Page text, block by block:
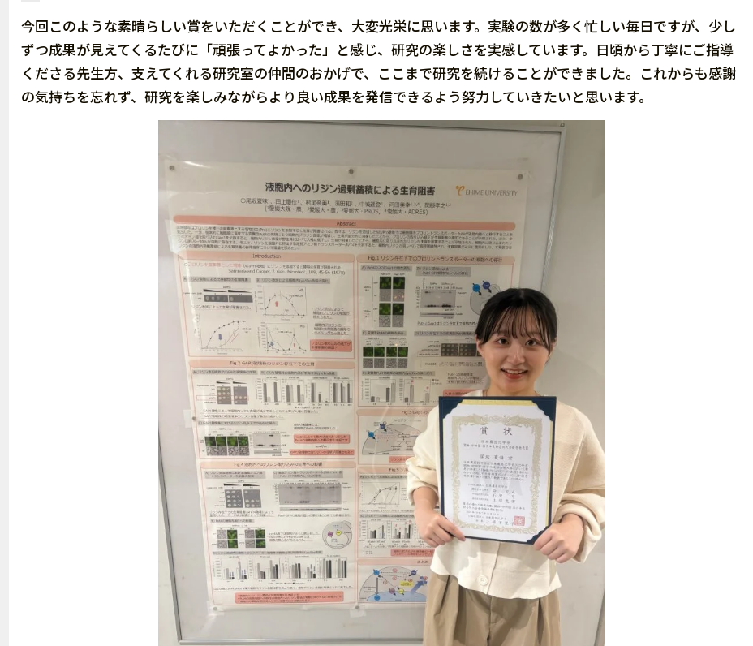
今回このような素晴らしい賞をいただくことができ、大変光栄に思います。実験の数が多く忙しい毎日ですが、少し
ずつ成果が見えてくるたびに「頑張ってよかった」と感じ、研究の楽しさを実感しています。日頃から丁寧にご指導
くださる先生方、支えてくれる研究室の仲間のおかげで、ここまで研究を続けることができました。これからも感謝
の気持ちを忘れず、研究を楽しみながらより良い成果を発信できるよう努力していきたいと思います。